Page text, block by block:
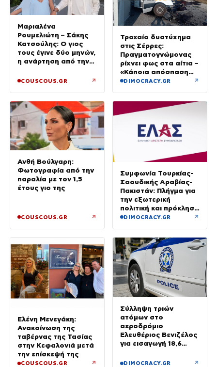
Μαριαλένα
Ρουμελιώτη – Σάκης
Κατσούλης: Ο γιος
τους έγινε δύο μηνών,
η ανάρτηση από την
COUSCOUS.GR ↗
Τροχαίο δυστύχημα
στις Σέρρες:
Πραγματογνώμονας
ρίχνει φως στα αίτια –
«Κάποια απόσπαση
προσοχής, ίσως
DIMOCRACY.GR ↗
Ανθή Βούλγαρη:
Φωτογραφία από την
παραλία με τον 1,5
έτους γιο της
COUSCOUS.GR ↗
Συμφωνία Τουρκίας-
Σαουδικής Αραβίας-
Πακιστάν: Πλήγμα για
την εξωτερική
πολιτική και πρόκληση
για την Αθήνα, λέει η
DIMOCRACY.GR ↗
Ελένη Μενεγάκη:
Ανακοίνωση της
ταβέρνας της Τασίας
στην Κεφαλονιά μετά
την επίσκεψή της
COUSCOUS.GR ↗
Σύλληψη τριών
ατόμων στο
αεροδρόμιο
Ελευθέριος Βενιζέλος
για εισαγωγή 18,6
κάνναβης σε
DIMOCRACY.GR ↗